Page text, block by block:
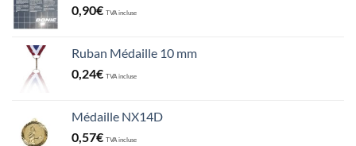
0,90€ TVA incluse
Ruban Médaille 10 mm
0,24€ TVA incluse
Médaille NX14D
0,57€ TVA incluse